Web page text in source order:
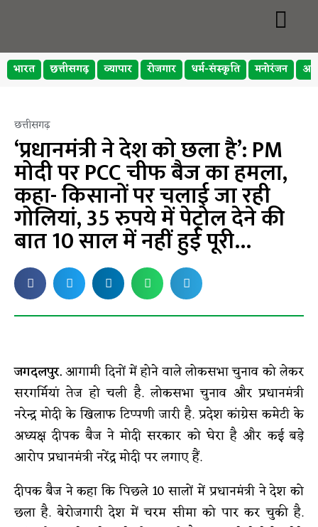
भारत छत्तीसगढ़ व्यापार रोजगार धर्म-संस्कृति मनोरंजन
छत्तीसगढ़
‘प्रधानमंत्री ने देश को छला है’: PM
मोदी पर PCC चीफ बैज का हमला,
कहा- किसानों पर चलाई जा रही
गोलियां, 35 रुपये में पेट्रोल देने की
बात 10 साल में नहीं हुई पूरी…
जगदलपुर.आगामी दिनों में होने वाले लोकसभा चुनाव को लेकर
सरगर्मियां तेज हो चली है. लोकसभा चुनाव और प्रधानमंत्री
नरेन्द्र मोदी के खिलाफ टिप्पणी जारी है. प्रदेश कांग्रेस कमेटी के
अध्यक्ष दीपक बैज ने मोदी सरकार को घेरा है और कई बड़े
आरोप प्रधानमंत्री नरेंद्र मोदी पर लगाए हैं.
दीपक बैज ने कहा कि पिछले 10 सालों में प्रधानमंत्री ने देश को
छला है. बेरोजगारी देश में चरम सीमा को पार कर चुकी है.